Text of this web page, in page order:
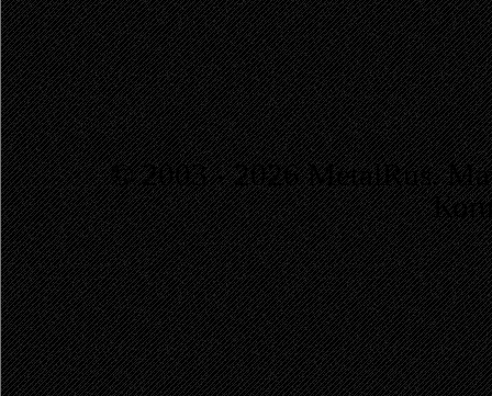
© 2003 - 2026 MetalRus.